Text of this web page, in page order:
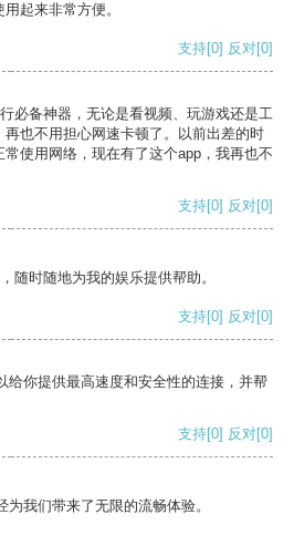
起来非常方便。
支持[0] 反对[0]
必备神器，无论是看视频、玩游戏还是工
也不用担心网速卡顿了。以前出差的时
使用网络，现在有了这个app，我再也不
支持[0] 反对[0]
随时随地为我的娱乐提供帮助。
支持[0] 反对[0]
给你提供最高速度和安全性的连接，并帮
支持[0] 反对[0]
我们带来了无限的流畅体验。